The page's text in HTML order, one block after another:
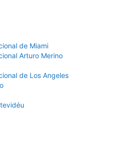
de Miami
Arturo Merino
de Los Angeles